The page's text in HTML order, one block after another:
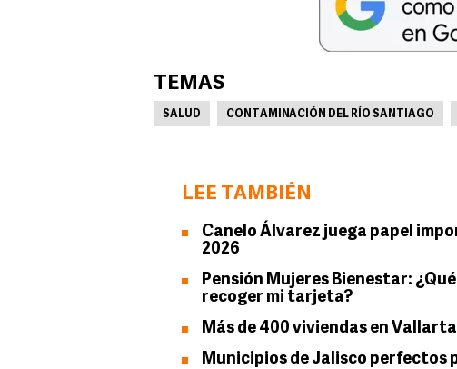
TEMAS
SALUD CONTAMINACIÓN DEL RÍO SANTIAGO
LEE TAMBIÉN
Canelo Álvarez juega papel
2026
Pensión Mujeres Bienestar:
recoger mi tarjeta?
Más de 400 viviendas en
Municipios de Jalisco perfectos